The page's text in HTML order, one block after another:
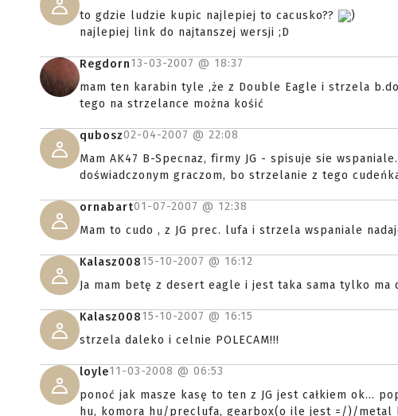
to gdzie ludzie kupic najlepiej to cacusko??
)
najlepiej link do najtanszej wersji ;D
Regdorn13-03-2007 @ 18:37
mam ten karabin tyle ,że z Double Eagle i strzela
tego na strzelance można kośić
qubosz02-04-2007 @ 22:08
Mam AK47 B-Specnaz, firmy JG - spisuje sie
doświadczonym graczom, bo strzelanie z tego
ornabart01-07-2007 @ 12:38
Mam to cudo , z JG prec. lufa i strzela wspaniale
Kalasz00815-10-2007 @ 16:12
Ja mam betę z desert eagle i jest taka sama tylko ma
Kalasz00815-10-2007 @ 16:15
strzela daleko i celnie POLECAM!!!
loyle11-03-2008 @ 06:53
ponoć jak masze kasę to ten z JG jest całkiem ok...
hu, komora hu/preclufa, gearbox(o ile jest =/)/metal